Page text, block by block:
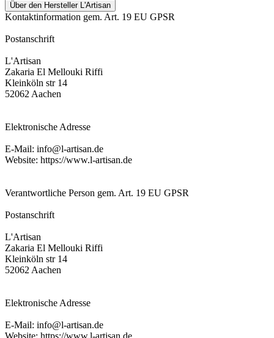
Über den Hersteller L'Artisan
Kontaktinformation gem. Art. 19 EU GPSR
Postanschrift
L'Artisan
Zakaria El Mellouki Riffi
Kleinköln str 14
52062 Aachen
Elektronische Adresse
E-Mail: info@l-artisan.de
Website: https://www.l-artisan.de
Verantwortliche Person gem. Art. 19 EU GPSR
Postanschrift
L'Artisan
Zakaria El Mellouki Riffi
Kleinköln str 14
52062 Aachen
Elektronische Adresse
E-Mail: info@l-artisan.de